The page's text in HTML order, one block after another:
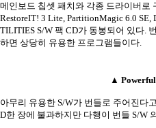
메인보드 칩셋 패치와 각종 드라이버로
RestoreIT! 3 Lite, PartitionMagic 6.0
TILITIES S/W 팩 CD가 동봉되어 있다.
하면 상당히 유용한 프로그램들이다.
▲ Powerful
아무리 유용한 S/W가 번들로 주어진다
D한 장에 불과하지만 다행이 번들 S/W